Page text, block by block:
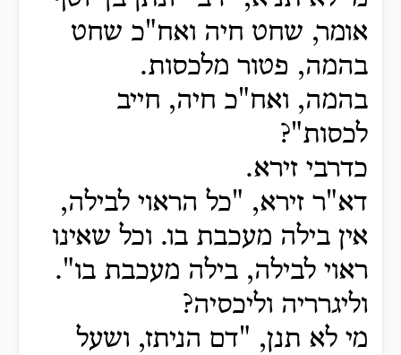
אומר, שחט חיה ואח"כ שחט
בהמה, פטור מלכסות.
בהמה, ואח"כ חיה, חייב
לכסות"?
כדרבי זירא.
דא"ר זירא, "כל הראוי לבילה,
אין בילה מעכבת בו. וכל שאינו
ראוי לבילה, בילה מעכבת בו".
וליגרריה וליכסיה?
מי לא תנן, "דם הניתז, ושעל